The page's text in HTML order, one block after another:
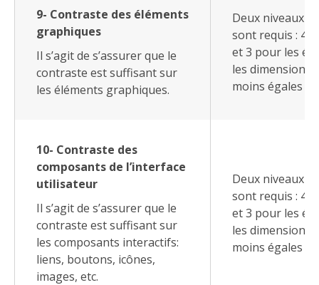
9- Contraste des éléments
graphiques
Il s’agit de s’assurer que le
contraste est suffisant sur
les éléments graphiques.
Deux niveaux
sont requis :
et 3 pour les
les dimensions
moins égales à
10- Contraste des
composants de l’interface
utilisateur
Il s’agit de s’assurer que le
contraste est suffisant sur
les composants interactifs:
liens, boutons, icônes,
images, etc.
Deux niveaux
sont requis :
et 3 pour les
les dimensions
moins égales à